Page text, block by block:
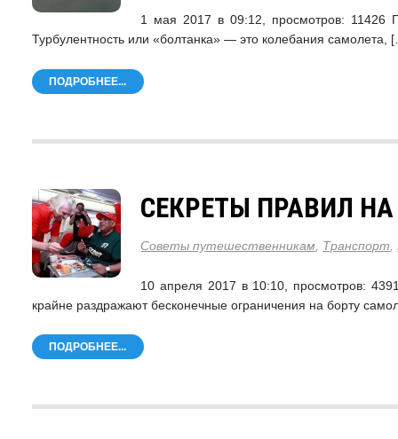
1 мая 2017 в 09:12, просмотров:
Турбулентность или «болтанка» — это колебания самолета,
ПОДРОБНЕЕ...
СЕКРЕТЫ ПРАВИЛ
Советы путешественникам Транспорт ,
10 апреля 2017 в 10:10, просмотров:
крайне раздражают бесконечные ограничения на борту
ПОДРОБНЕЕ...